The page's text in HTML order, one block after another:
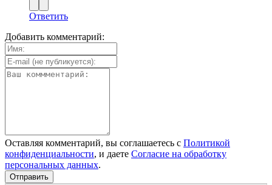
Ответить
Добавить комментарий:
Оставляя комментарий, вы соглашаетесь с Политикой
конфиденциальности, и даете Согласие на обработку
персональных данных.